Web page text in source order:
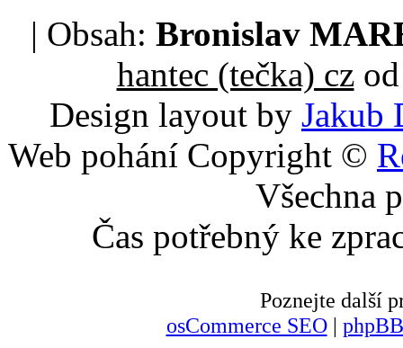
| Obsah: Bronislav
hantec (tečka) czod
Design layout by Jakub
Web pohání Copyright ©
Všechna
Čas potřebný ke
Poznejte další
osCommerce SEO|